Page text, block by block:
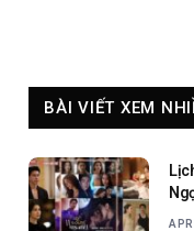
BÀI VIẾT XEM